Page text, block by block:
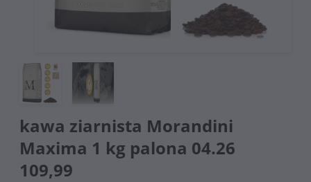
kawa ziarnista Morandini
Maxima 1 kg palona 04.26
109,99